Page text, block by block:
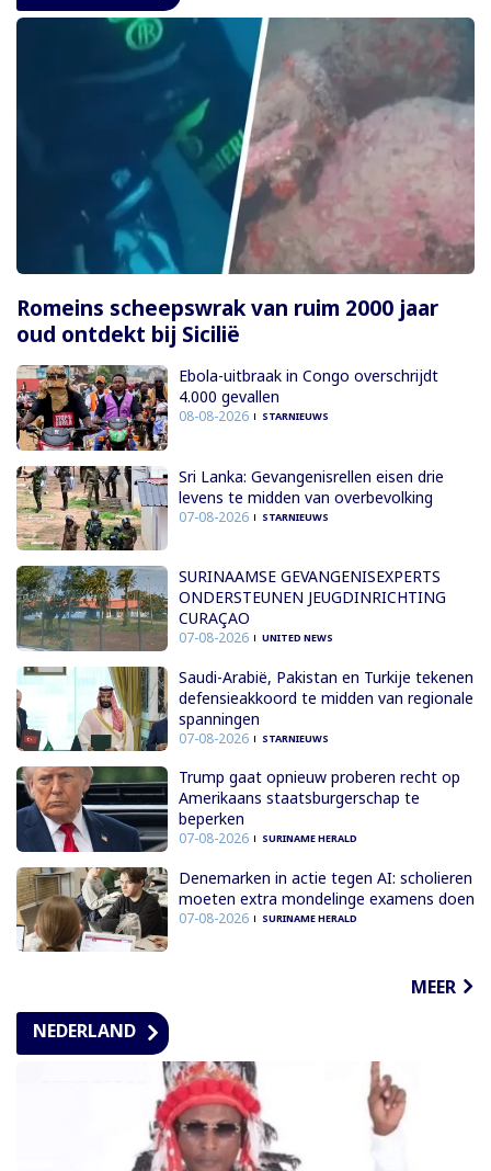
Romeins scheepswrak van ruim 2000 jaar
oud ontdekt bij Sicilië
Ebola-uitbraak in Congo overschrijdt
4.000 gevallen
08-08-2026 STARNIEUWS
Sri Lanka: Gevangenisrellen eisen drie
levens te midden van overbevolking
07-08-2026 STARNIEUWS
SURINAAMSE GEVANGENISEXPERTS
ONDERSTEUNEN JEUGDINRICHTING
CURAÇAO
07-08-2026 UNITED NEWS
Saudi-Arabië, Pakistan en Turkije tekenen
defensieakkoord te midden van regionale
spanningen
07-08-2026 STARNIEUWS
Trump gaat opnieuw proberen recht op
Amerikaans staatsburgerschap te
beperken
07-08-2026 SURINAME HERALD
Denemarken in actie tegen AI: scholieren
moeten extra mondelinge examens doen
07-08-2026 SURINAME HERALD
MEER
NEDERLAND